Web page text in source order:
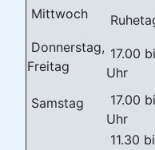
Mittwoch
Donnerstag,
Freitag
17.00
Uhr
Samstag
17.00
Uhr
11.30